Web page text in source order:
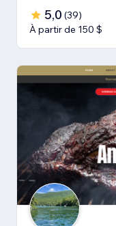
5,0 (39)
À partir de 150 $